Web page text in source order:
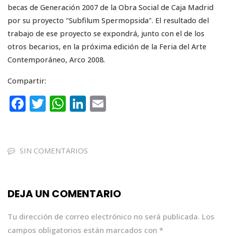
becas de Generación 2007 de la Obra Social de Caja Madrid
por su proyecto "Subfilum Spermopsida". El resultado del
trabajo de ese proyecto se expondrá, junto con el de los
otros becarios, en la próxima edición de la Feria del Arte
Contemporáneo, Arco 2008.
Compartir:
F
e
o
k
T
te
W
ts
p
Li
e
SIN COMENTARIOS
DEJA UN COMENTARIO
Tu dirección de correo electrónico no será publicada. Los
campos obligatorios están marcados con *